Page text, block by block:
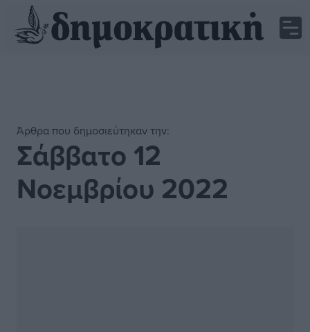
Άρθρα που δημοσιεύτηκαν την:
Σάββατο 12
Νοεμβρίου 2022